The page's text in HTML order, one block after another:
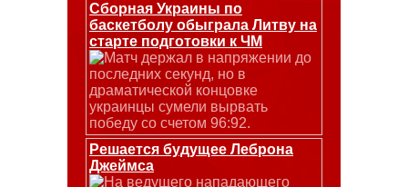
Сборная Украины по
баскетболу обыграла Литву на
старте подготовки к ЧМ
Матч держал в напряжении до
последних секунд, но в
драматической концовке
украинцы сумели вырвать
победу со счетом 96:92.
Решается будущее Леброна
Джеймса
На ведущего нападающего